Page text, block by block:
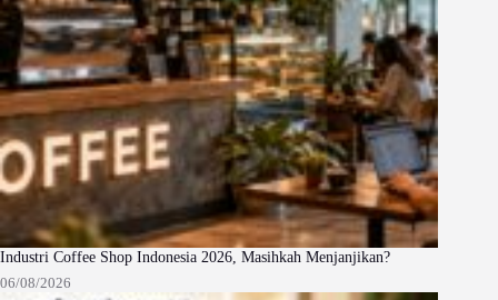
Industri Coffee Shop Indonesia 2026, Masihkah Menjanjikan?
06/08/2026